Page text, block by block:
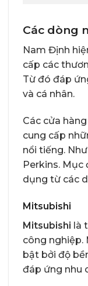
Các dòng
Nam Định
cấp các
Từ đó đáp
và cá nhân.
Các cửa
cung cấp
nổi tiếng.
Perkins. Mục
dụng từ các
Mitsubishi
Mitsubishi là
công nghiệp.
bật bởi độ
đáp ứng nhu